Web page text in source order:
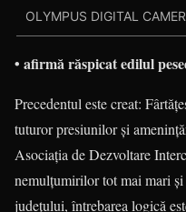
OLYMPUS DIGITAL
• afirmă răspicat edilul
Precedentul este creat:
tuturor presiunilor și
Asociația de Dezvoltare
nemulțumirilor tot mai mari
județului, întrebarea logică